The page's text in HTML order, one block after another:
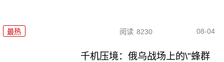
最热 阅读 8230 08-04
千机压境：俄乌战场上的\"蜂群